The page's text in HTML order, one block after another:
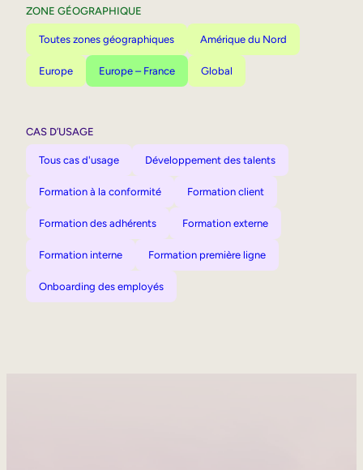
ZONE GÉOGRAPHIQUE
Toutes zones géographiques Amérique du Nord
Europe Europe – France Global
CAS D’USAGE
Tous cas d'usage Développement des talents
Formation à la conformité Formation client
Formation des adhérents Formation externe
Formation interne Formation première ligne
Onboarding des employés